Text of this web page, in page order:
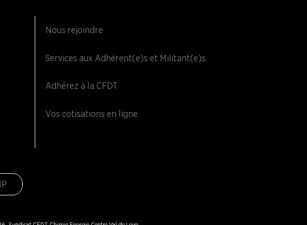
Nous rejoindre
Services aux Adhérent(e)s et Militant(e)s
Adhérez à la CFDT
Vos cotisations en ligne